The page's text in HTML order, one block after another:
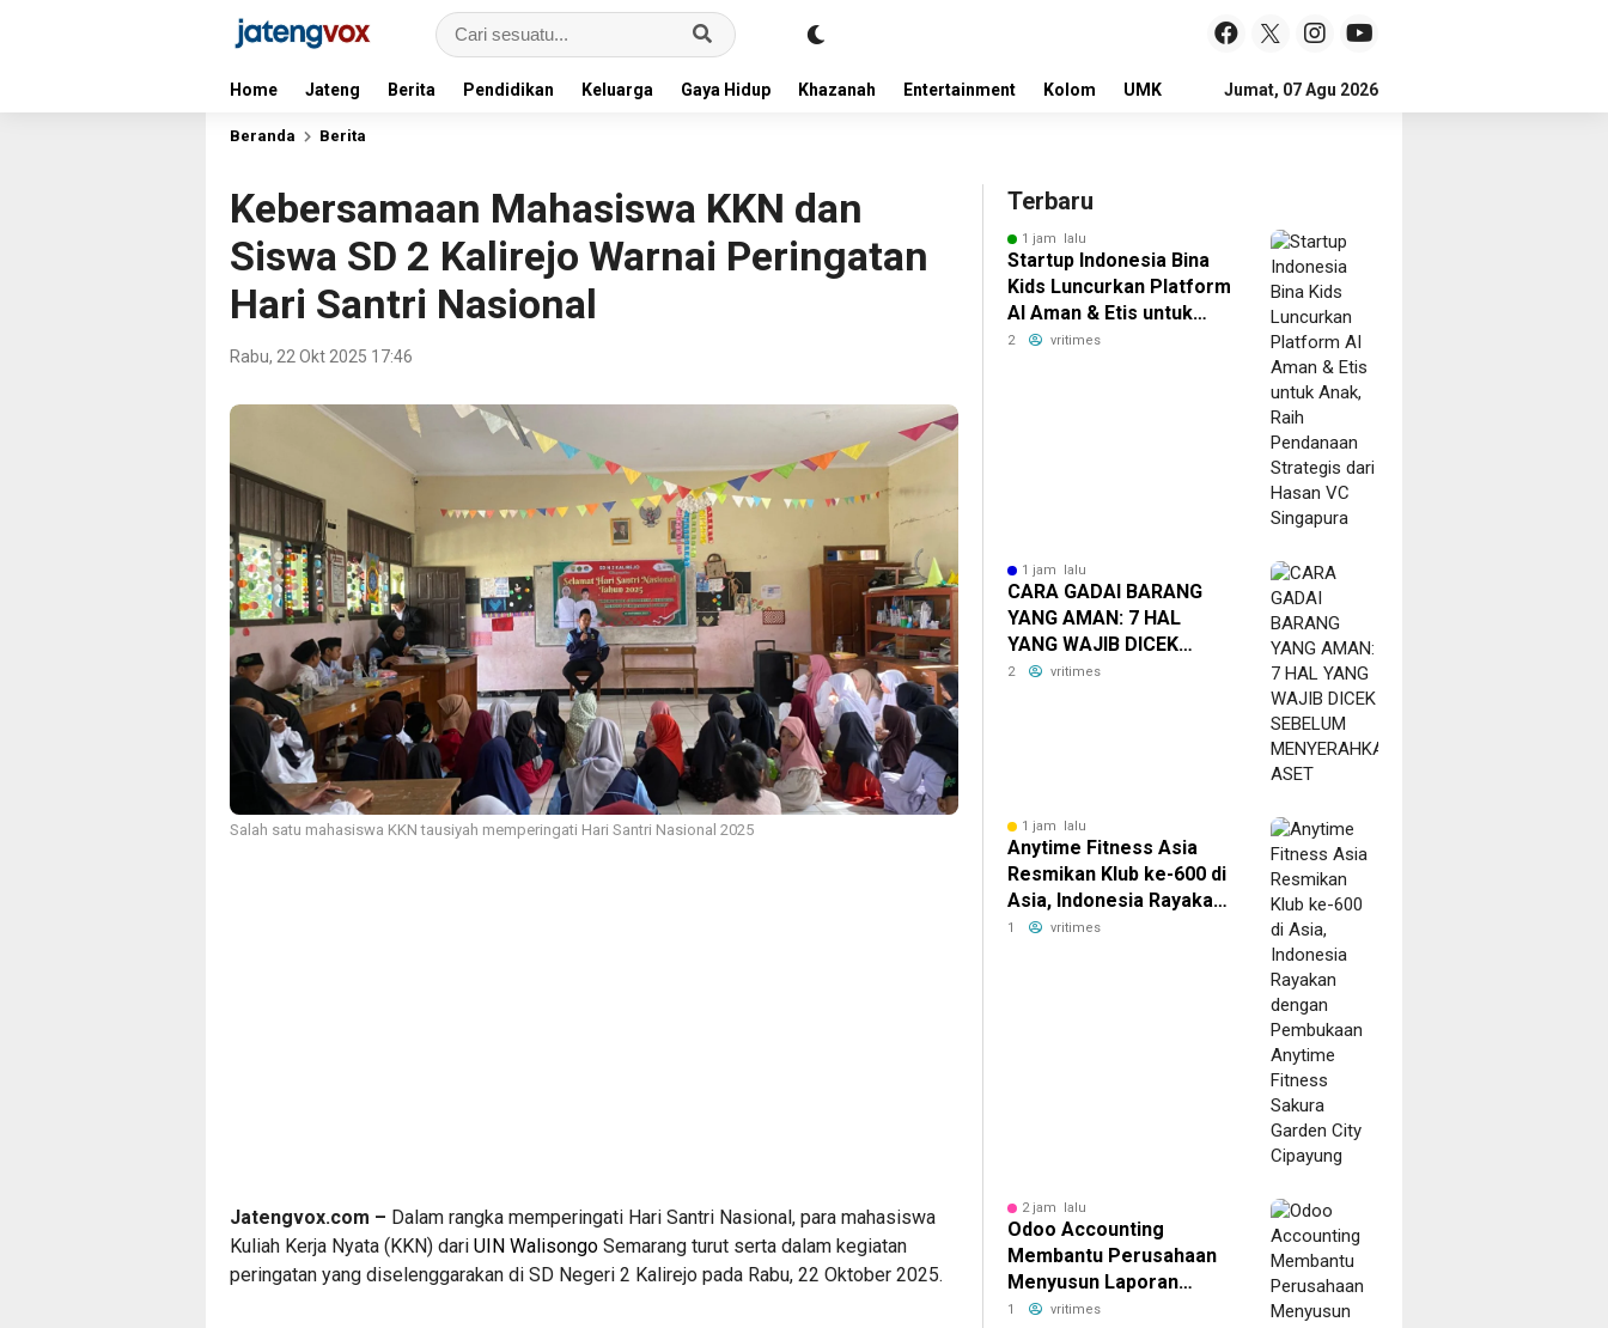
Home Jateng Berita Pendidikan Keluarga Gaya Hidup Khazanah Entertainment Kolom UMKM LOKER
Jumat, 07 Agu 2026
Beranda Berita
Kebersamaan Mahasiswa KKN dan
Siswa SD 2 Kalirejo Warnai Peringatan
Hari Santri Nasional
Rabu, 22 Okt 2025 17:46
Salah satu mahasiswa KKN tausiyah memperingati Hari Santri Nasional 2025
Jatengvox.com – Dalam rangka memperingati Hari Santri Nasional, para mahasiswa
Kuliah Kerja Nyata (KKN) dari UIN Walisongo Semarang turut serta dalam kegiatan
peringatan yang diselenggarakan di SD Negeri 2 Kalirejo pada Rabu, 22 Oktober 2025.
Terbaru
1 jam lalu
Startup Indonesia Bina
Kids Luncurkan Platform
AI Aman & Etis untuk
Anak, Raih Pendanaan
2 vritimes
1 jam lalu
CARA GADAI BARANG
YANG AMAN: 7 HAL
YANG WAJIB DICEK
SEBELUM
2 vritimes
1 jam lalu
Anytime Fitness Asia
Resmikan Klub ke-600 di
Asia, Indonesia Rayakan
dengan Pembukaan
1 vritimes
2 jam lalu
Odoo Accounting
Membantu Perusahaan
Menyusun Laporan
Keuangan Lebih Cepat
1 vritimes